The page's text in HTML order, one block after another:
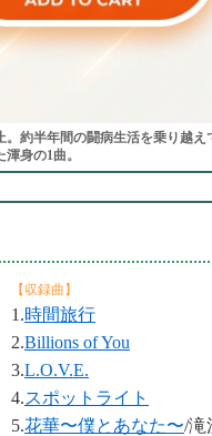
。約半年間の闘病生活を乗り越
身の1曲。
【収録曲】
1.時間旅行
2.Billions of You
3.L.O.V.E.
4.スポットライト
5.花華〜僕とあなた〜/滝